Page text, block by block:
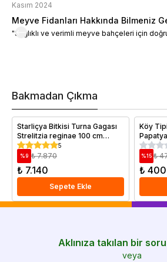
Kasım 2024
Meyve Fidanları Hakkında Bilmeniz
"Sağlıklı ve verimli meyve bahçeleri için
Bakmadan Çıkma
Starliçya Bitkisi Turna Gagası
Strelitzia reginae 100 cm
Saksıda
5
% 9 ₺ 7.870
₺ 7.140
Sepete Ekle
Köy
%15 ₺
₺ 400
Aklınıza takılan bir
veya